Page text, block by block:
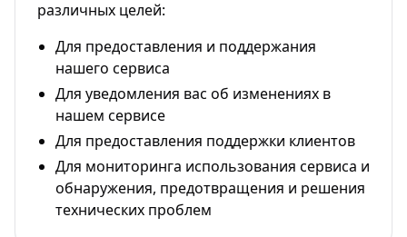
различных целей:
Для предоставления и поддержания
нашего сервиса
Для уведомления вас об изменениях в
нашем сервисе
Для предоставления поддержки клиентов
Для мониторинга использования сервиса и
обнаружения, предотвращения и решения
технических проблем